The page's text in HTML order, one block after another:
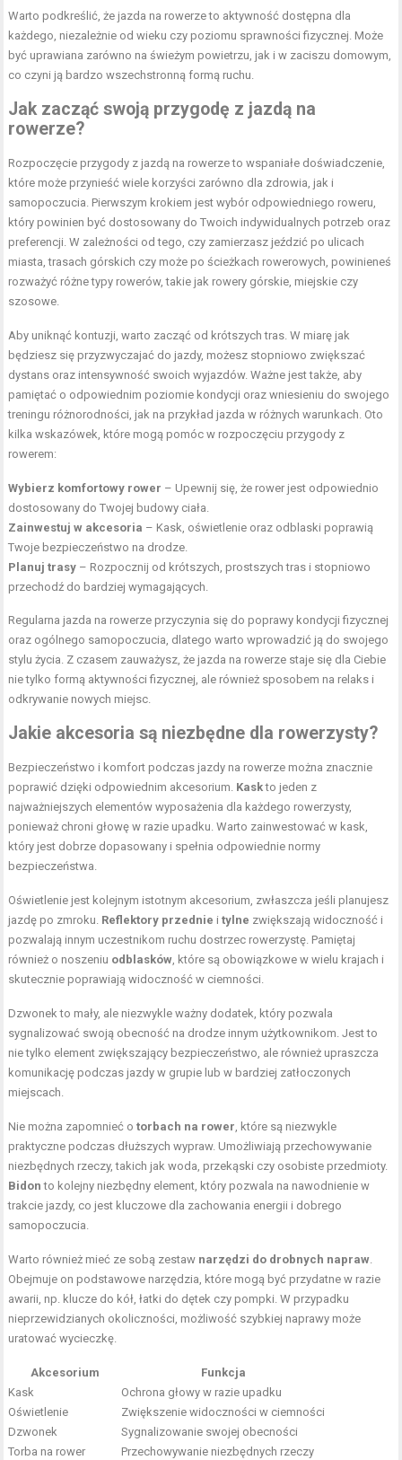
Warto podkreślić, że jazda na rowerze to aktywność dostępna dla
każdego, niezależnie od wieku czy poziomu sprawności fizycznej. Może
być uprawiana zarówno na świeżym powietrzu, jak i w zaciszu domowym,
co czyni ją bardzo wszechstronną formą ruchu.
Jak zacząć swoją przygodę z jazdą na
rowerze?
Rozpoczęcie przygody z jazdą na rowerze to wspaniałe doświadczenie,
które może przynieść wiele korzyści zarówno dla zdrowia, jak i
samopoczucia. Pierwszym krokiem jest wybór odpowiedniego roweru,
który powinien być dostosowany do Twoich indywidualnych potrzeb oraz
preferencji. W zależności od tego, czy zamierzasz jeździć po ulicach
miasta, trasach górskich czy może po ścieżkach rowerowych, powinieneś
rozważyć różne typy rowerów, takie jak rowery górskie, miejskie czy
szosowe.
Aby uniknąć kontuzji, warto zacząć od krótszych tras. W miarę jak
będziesz się przyzwyczajać do jazdy, możesz stopniowo zwiększać
dystans oraz intensywność swoich wyjazdów. Ważne jest także, aby
pamiętać o odpowiednim poziomie kondycji oraz wniesieniu do swojego
treningu różnorodności, jak na przykład jazda w różnych warunkach. Oto
kilka wskazówek, które mogą pomóc w rozpoczęciu przygody z
rowerem:
Wybierz komfortowy rower – Upewnij się, że rower jest odpowiednio
dostosowany do Twojej budowy ciała.
Zainwestuj w akcesoria – Kask, oświetlenie oraz odblaski poprawią
Twoje bezpieczeństwo na drodze.
Planuj trasy – Rozpocznij od krótszych, prostszych tras i stopniowo
przechodź do bardziej wymagających.
Regularna jazda na rowerze przyczynia się do poprawy kondycji fizycznej
oraz ogólnego samopoczucia, dlatego warto wprowadzić ją do swojego
stylu życia. Z czasem zauważysz, że jazda na rowerze staje się dla Ciebie
nie tylko formą aktywności fizycznej, ale również sposobem na relaks i
odkrywanie nowych miejsc.
Jakie akcesoria są niezbędne dla rowerzysty?
Bezpieczeństwo i komfort podczas jazdy na rowerze można znacznie
poprawić dzięki odpowiednim akcesorium. Kaskto jeden z
najważniejszych elementów wyposażenia dla każdego rowerzysty,
ponieważ chroni głowę w razie upadku. Warto zainwestować w kask,
który jest dobrze dopasowany i spełnia odpowiednie normy
bezpieczeństwa.
Oświetlenie jest kolejnym istotnym akcesorium, zwłaszcza jeśli planujesz
jazdę po zmroku. Reflektory przednie itylne zwiększają widoczność i
pozwalają innym uczestnikom ruchu dostrzec rowerzystę. Pamiętaj
również o noszeniu odblasków, które są obowiązkowe w wielu krajach i
skutecznie poprawiają widoczność w ciemności.
Dzwonek to mały, ale niezwykle ważny dodatek, który pozwala
sygnalizować swoją obecność na drodze innym użytkownikom. Jest to
nie tylko element zwiększający bezpieczeństwo, ale również upraszcza
komunikację podczas jazdy w grupie lub w bardziej zatłoczonych
miejscach.
Nie można zapomnieć otorbach na rower, które są niezwykle
praktyczne podczas dłuższych wypraw. Umożliwiają przechowywanie
niezbędnych rzeczy, takich jak woda, przekąski czy osobiste przedmioty.
Bidon to kolejny niezbędny element, który pozwala na nawodnienie w
trakcie jazdy, co jest kluczowe dla zachowania energii i dobrego
samopoczucia.
Warto również mieć ze sobą zestaw narzędzi do drobnych napraw.
Obejmuje on podstawowe narzędzia, które mogą być przydatne w razie
awarii, np. klucze do kół, łatki do dętek czy pompki. W przypadku
nieprzewidzianych okoliczności, możliwość szybkiej naprawy może
uratować wycieczkę.
Akcesorium
Funkcja
Kask
Ochrona głowy w razie upadku
Oświetlenie
Zwiększenie widoczności w ciemności
Dzwonek
Sygnalizowanie swojej obecności
Torba na rower
Przechowywanie niezbędnych rzeczy